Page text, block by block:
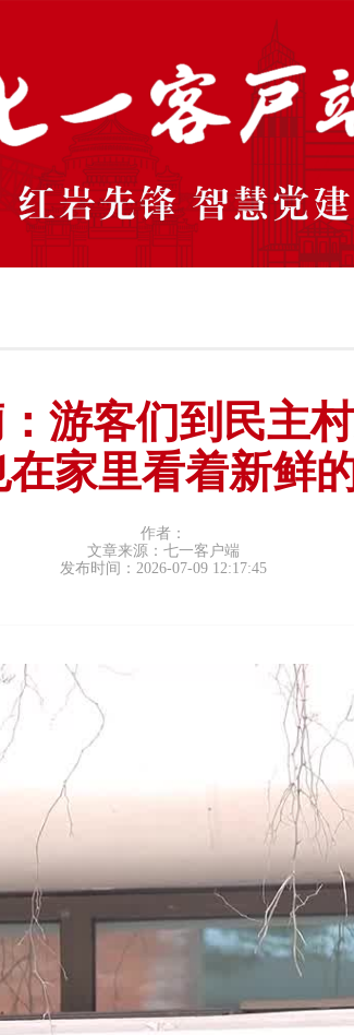
游客们到民主
在家里看着新鲜
作者：
文章来源：七一客户端
发布时间：2026-07-09 12:17:45